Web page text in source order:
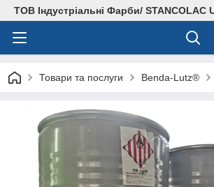
ТОВ Індустріальні Фарби/ STANCOLAC
Товари та послуги Benda-Lutz®